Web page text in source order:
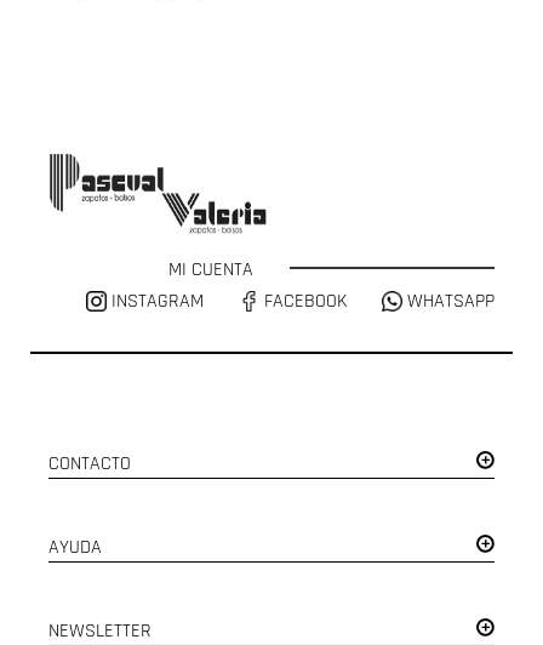
MI CUENTA
INSTAGRAM
FACEBOOK WHATSAPP
CONTACTO
AYUDA
NEWSLETTER